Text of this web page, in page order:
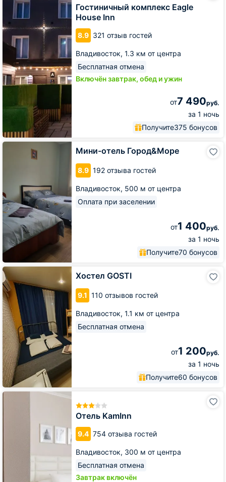
Гостиничный комплекс Eagle
House Inn
8.9 321 отзыв гостей
Владивосток, 1.3 км от центра
Бесплатная отмена
Включён завтрак, обед и ужин
от7 490руб.
за 1 ночь
Получите375 бонусов
Eagle
House
Inn
Мини-отель Город&Море
8.9 192 отзыва гостей
Владивосток, 500 м от центра
Оплата при заселении
от1 400руб.
за 1 ночь
Получите70 бонусов
Мини-
Хостел GOSTI
9.1 110 отзывов гостей
Владивосток, 1.1 км от центра
Бесплатная отмена
от1 200руб.
за 1 ночь
Получите60 бонусов
Хостел
GOSTI
Отель KamInn
9.4 754 отзыва гостей
Владивосток, 300 м от центра
Бесплатная отмена
Завтрак включён
Отель